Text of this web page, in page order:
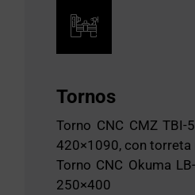
Tornos
Torno CNC CMZ TBI-
420×1090, con torreta
Torno CNC Okuma
250×400